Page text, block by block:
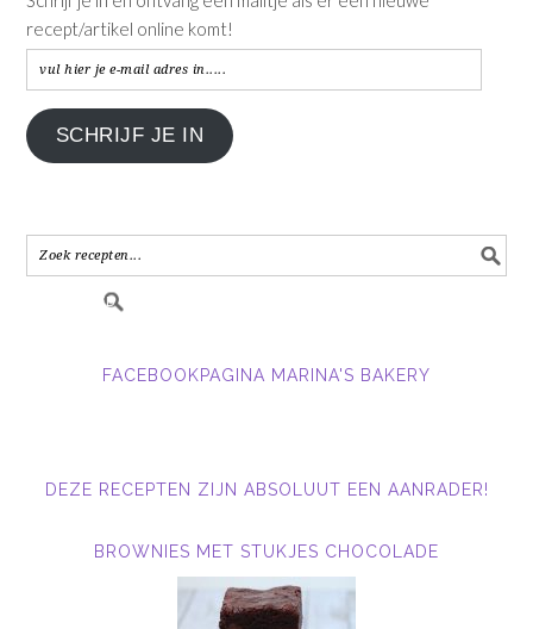
recept/artikel online komt!
vul
hier
je
e-
in.....
SCHRIJF JE IN
FACEBOOKPAGINA MARINA'S BAKERY
DEZE RECEPTEN ZIJN ABSOLUUT EEN AANRADER!
BROWNIES MET STUKJES CHOCOLADE